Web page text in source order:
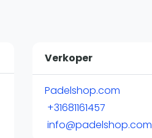
Verkoper
Padelshop.com
+31681161457
info@padelshop.com